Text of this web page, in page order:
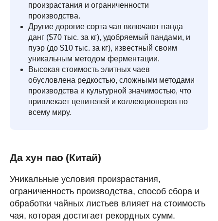
произрастания и ограниченности
производства.
Другие дорогие сорта чая включают панда
данг ($70 тыс. за кг), удобряемый пандами, и
пуэр (до $10 тыс. за кг), известный своим
уникальным методом ферментации.
Высокая стоимость элитных чаев
обусловлена редкостью, сложными методами
производства и культурной значимостью, что
привлекает ценителей и коллекционеров по
всему миру.
Да хун пао (Китай)
Уникальные условия произрастания,
ограниченность производства, способ сбора и
обработки чайных листьев влияет на стоимость
чая, которая достигает рекордных сумм.